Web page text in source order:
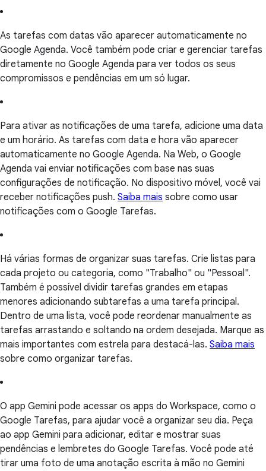
As tarefas com datas vão aparecer automaticamente no
Google Agenda. Você também pode criar e gerenciar tarefas
diretamente no Google Agenda para ver todos os seus
compromissos e pendências em um só lugar.
Para ativar as notificações de uma tarefa, adicione uma data
e um horário. As tarefas com data e hora vão aparecer
automaticamente no Google Agenda. Na Web, o Google
Agenda vai enviar notificações com base nas suas
configurações de notificação. No dispositivo móvel, você vai
receber notificações push. Saiba mais sobre como usar
notificações com o Google Tarefas.
Há várias formas de organizar suas tarefas. Crie listas para
cada projeto ou categoria, como "Trabalho" ou "Pessoal".
Também é possível dividir tarefas grandes em etapas
menores adicionando subtarefas a uma tarefa principal.
Dentro de uma lista, você pode reordenar manualmente as
tarefas arrastando e soltando na ordem desejada. Marque as
mais importantes com estrela para destacá-las. Saiba mais
sobre como organizar tarefas.
O app Gemini pode acessar os apps do Workspace, como o
Google Tarefas, para ajudar você a organizar seu dia. Peça
ao app Gemini para adicionar, editar e mostrar suas
pendências e lembretes do Google Tarefas. Você pode até
tirar uma foto de uma anotação escrita à mão no Gemini